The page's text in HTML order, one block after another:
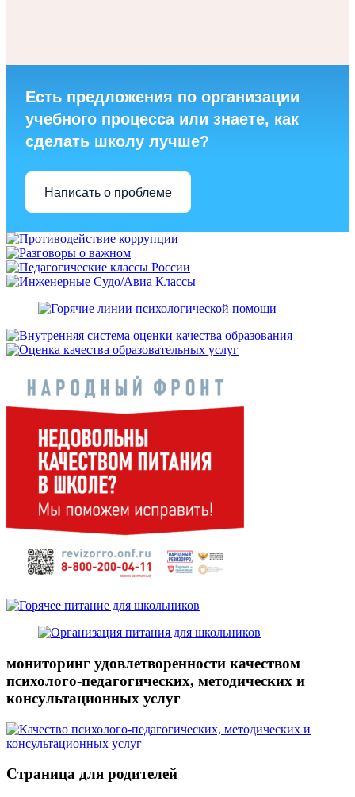
Есть предложения по организации
учебного процесса или знаете, как
сделать школу лучше?
Написать о проблеме
мониторинг удовлетворенности качеством
психолого-педагогических, методических и
консультационных услуг
Страница для родителей